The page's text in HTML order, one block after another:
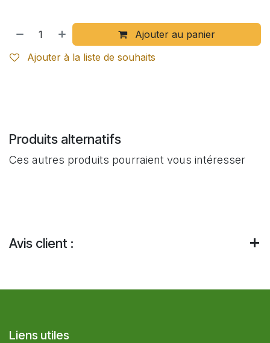
Ajouter au panier
Ajouter à la liste de souhaits
Produits alternatifs
Ces autres produits pourraient vous intéresser
Avis client :
Liens utiles